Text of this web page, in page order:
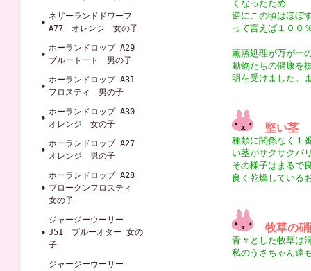
ネザーランドドワーフ
A77 オレンジ 女の子
ホーランドロップ A29
ブルートート 男の子
ホーランドロップ A31
フロスティ 男の子
ホーランドロップ A30
オレンジ 女の子
ホーランドロップ A27
オレンジ 男の子
ホーランドロップ A28
ブロークンフロスティ
女の子
ジャージーウーリー
J51 ブルーオター 女の
子
ジャージーウーリー
くなったため
逆にこの頃はほぼ
って言えば１００
薫蒸処理が万が一
動物たちの健康を
明を受けました。
堅い茎
種類に関係なく１
い茎がサクサクパ
その様子はまるで
良く乾燥している
牧草の
青々とした牧草は
私のうさちゃん達